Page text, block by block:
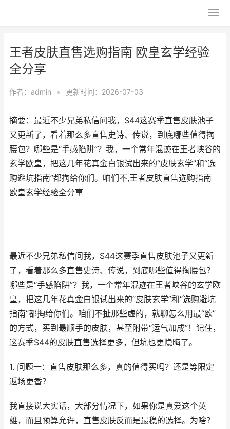
王者皮肤直售选购指南 欧皇玄学经验
全分享
作者： admin • 更新时间：2026-07-03
摘要：最近不少兄弟私信问我，S44这赛季直售皮肤池子
又更新了，看着那么多直售史诗、传说，到底哪些值得掏
腰包？哪些是“手感陷阱”？我，一个常年混迹在王者峡谷的
玄学欧皇，把这几年花真金白银试出来的“皮肤玄学”和“选
购避坑指南”都掏给你们。咱们不,王者皮肤直售选购指南
欧皇玄学经验全分享
最近不少兄弟私信问我，S44这赛季直售皮肤池子又更新
了，看着那么多直售史诗、传说，到底哪些值得掏腰包？
哪些是“手感陷阱”？我，一个常年混迹在王者峡谷的玄学欧
皇，把这几年花真金白银试出来的“皮肤玄学”和“选购避坑
指南”都掏给你们。咱们不扯那些虚的，就聊怎么用最“欧”
的方式，买到最顺手的皮肤，甚至附带“运气加成”！记住，
这赛季S44的皮肤直售选择更多，但坑也更隐晦了。
1. 问题一：直售皮肤那么多，真的值得买吗？还是等限定
返场更香？
我直接说大实话，大部分情况下，如果你是真爱这个英
雄，而且预算允许，直售皮肤反而是最稳的选择。为啥？